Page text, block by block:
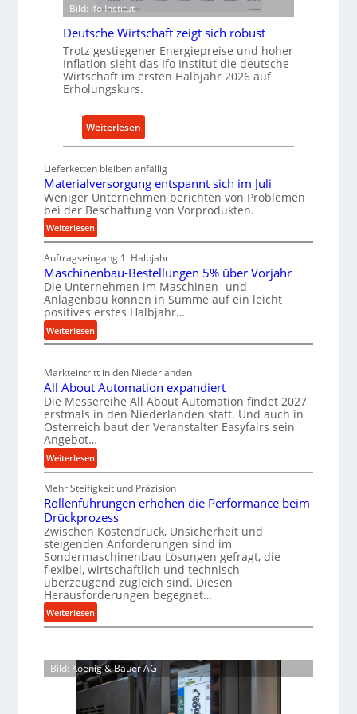
o
I
n
d
u
t
r
e
-
E
s
a
t
z
t
i
e
n
e
i
n
ü
r
n
a
h
h
l
t
i
e
W
e
r
k
e
g
b
a
u
o
z
e
s
s
e
Bild: Ifo Institut
Deutsche Wirtschaft zeigt sich robust
Trotz gestiegener Energiepreise und hoher
Inflation sieht das Ifo Institut die deutsche
Wirtschaft im ersten Halbjahr 2026 auf
Erholungskurs.
Weiterlesen:
D
u
t
s
h
e
W
r
s
h
a
f
t
i
g
t
s
i
c
h
r
b
s
t
Lieferketten bleiben anfällig
Materialversorgung entspannt sich im Juli
Weniger Unternehmen berichten von Problemen
bei der Beschaffung von Vorprodukten.
Weiterlesen:
M
a
t
e
r
i
a
l
e
r
s
o
g
u
n
g
e
n
t
s
p
a
n
n
i
c
i
Auftragseingang 1. Halbjahr
Maschinenbau-Bestellungen 5% über Vorjahr
Die Unternehmen im Maschinen- und
Anlagenbau können in Summe auf ein leicht
positives erstes Halbjahr…
Weiterlesen:
M
s
c
h
i
n
e
n
a
u
-
B
e
s
t
e
l
l
n
g
n
Markteintritt in den Niederlanden
All About Automation expandiert
Die Messereihe All About Automation findet 2027
erstmals in den Niederlanden statt. Und auch in
Österreich baut der Veranstalter Easyfairs sein
Angebot…
Weiterlesen:
A
l
l
A
b
o
u
t
A
t
a
t
Mehr Steifigkeit und Präzision
Rollenführungen erhöhen die Performance beim
Drückprozess
Zwischen Kostendruck, Unsicherheit und
steigenden Anforderungen sind im
Sondermaschinenbau Lösungen gefragt, die
flexibel, wirtschaftlich und technisch
überzeugend zugleich sind. Diesen
Herausforderungen begegnet…
Weiterlesen:
R
l
l
e
n
Bild: Koenig & Bauer AG